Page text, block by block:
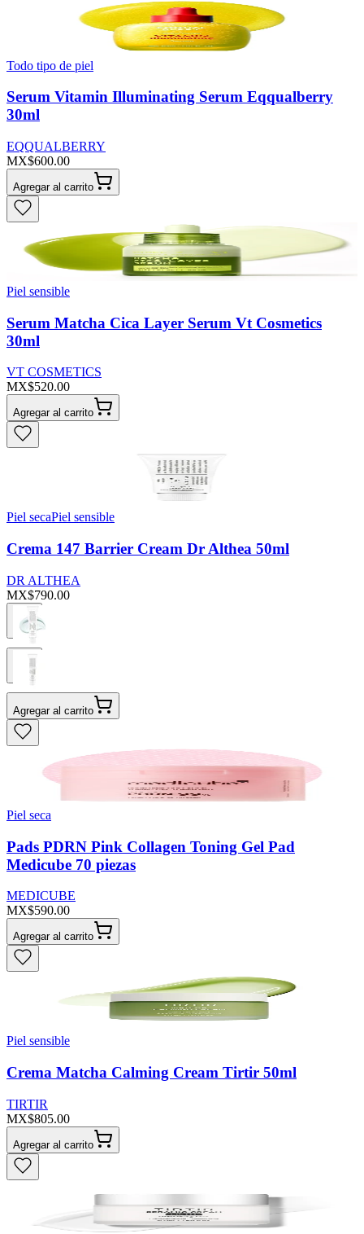
Todo tipo de piel
Serum Vitamin Illuminating Serum Eqqualberry
30ml
EQQUALBERRY
MX$600.00
Agregar al carrito
Piel sensible
Serum Matcha Cica Layer Serum Vt Cosmetics
30ml
VT COSMETICS
MX$520.00
Agregar al carrito
Piel secaPiel sensible
Crema 147 Barrier Cream Dr Althea 50ml
DR ALTHEA
MX$790.00
Agregar al carrito
Piel seca
Pads PDRN Pink Collagen Toning Gel Pad
Medicube 70 piezas
MEDICUBE
MX$590.00
Agregar al carrito
Piel sensible
Crema Matcha Calming Cream Tirtir 50ml
TIRTIR
MX$805.00
Agregar al carrito